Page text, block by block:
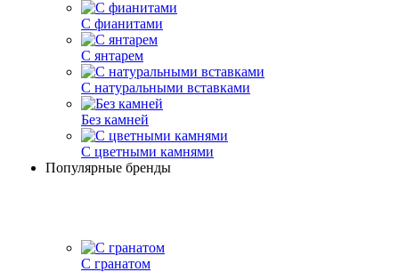
С фианитами
С янтарем
С натуральными вставками
Без камней
С цветными камнями
Популярные бренды
С гранатом